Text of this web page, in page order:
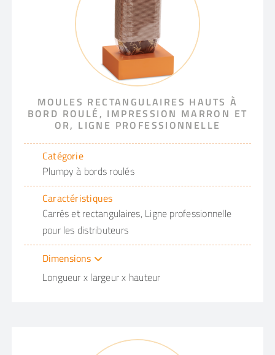
MOULES RECTANGULAIRES HAUTS À
BORD ROULÉ, IMPRESSION MARRON ET
OR, LIGNE PROFESSIONNELLE
Catégorie
Plumpy à bords roulés
Caractéristiques
Carrés et rectangulaires, Ligne professionnelle
pour les distributeurs
Dimensions
Longueur x largeur x hauteur